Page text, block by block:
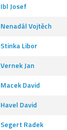
Ibl Josef
Nenadál Vojtěch
Stinka Libor
Vernek Jan
Macek David
Havel David
Segert Radek